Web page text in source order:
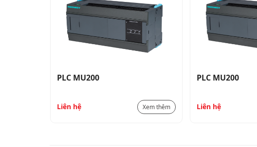
PLC MU200
Liên hệ Xem thêm
PLC MU200
Liên hệ